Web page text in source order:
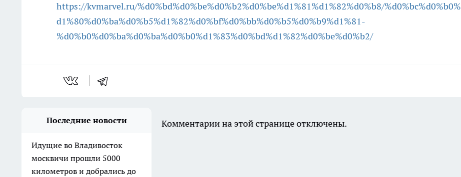
https://kvmarvel.ru/%d0%bd%d0%be%d0%b2%d0%be%d1%81%d1%82%d0%b8/%d0%bc%d0%b0%
d1%80%d0%ba%d0%b5%d1%82%d0%bf%d0%bb%d0%b5%d0%b9%d1%81-
%d0%b0%d0%ba%d0%ba%d0%b0%d1%83%d0%bd%d1%82%d0%be%d0%b2/
Последние новости
Идущие во Владивосток
москвичи прошли 5000
километров и добрались до
Комментарии на этой странице отключены.